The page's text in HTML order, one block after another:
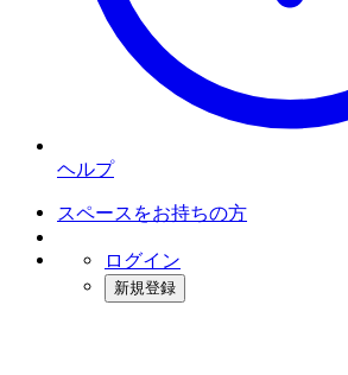
ヘルプ
スペースをお持ちの方
ログイン
新規登録